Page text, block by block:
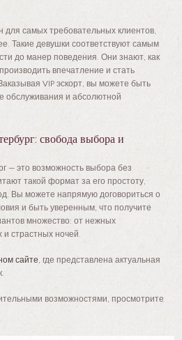
для самых требовательных клиентов,
Такие девушки соответствуют самым
до манер поведения. Они знают, как
впечатление и стать
VIP эскорт, вы можете быть
обслуживания и абсолютной
свобода выбора и
— это возможность выбора без
такой формат за его простоту,
Вы можете напрямую договориться о
и быть уверенным, что получите
множество: от нежных
и страстных ночей.
сайте, где представлена актуальная
возможностями, просмотрите